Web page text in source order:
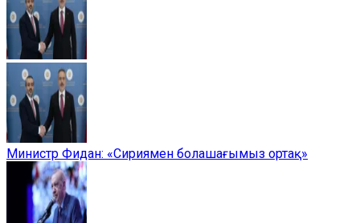
Министр Фидан: «Сириямен болашағымыз ортақ»